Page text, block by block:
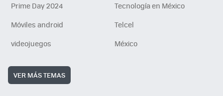
Prime Day 2024
Tecnología en México
Móviles android
Telcel
videojuegos
México
VER MÁS TEMAS